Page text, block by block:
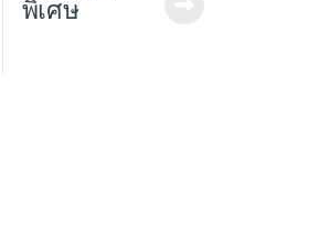
พิเศษ